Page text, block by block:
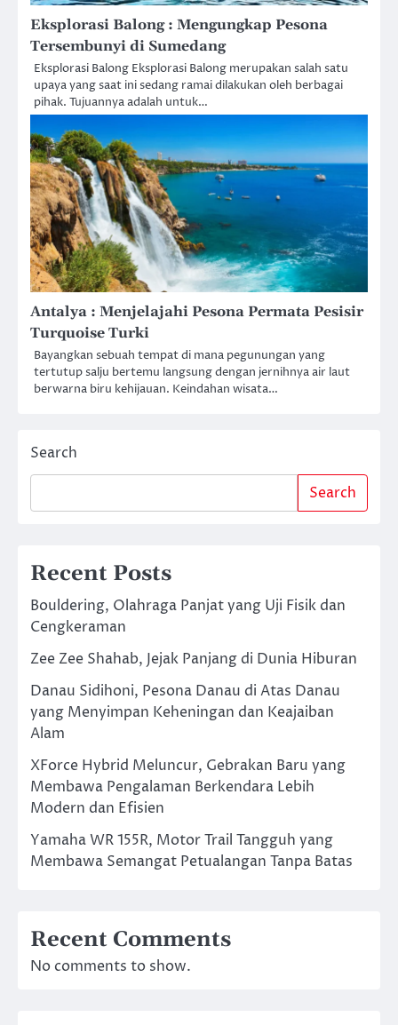
Eksplorasi Balong : Mengungkap Pesona
Tersembunyi di Sumedang
Eksplorasi Balong Eksplorasi Balong merupakan salah satu
upaya yang saat ini sedang ramai dilakukan oleh berbagai
pihak. Tujuannya adalah untuk…
Antalya : Menjelajahi Pesona Permata Pesisir
Turquoise Turki
Bayangkan sebuah tempat di mana pegunungan yang
tertutup salju bertemu langsung dengan jernihnya air laut
berwarna biru kehijauan. Keindahan wisata…
Search
Search
Recent Posts
Bouldering, Olahraga Panjat yang Uji Fisik dan
Cengkeraman
Zee Zee Shahab, Jejak Panjang di Dunia Hiburan
Danau Sidihoni, Pesona Danau di Atas Danau
yang Menyimpan Keheningan dan Keajaiban
Alam
XForce Hybrid Meluncur, Gebrakan Baru yang
Membawa Pengalaman Berkendara Lebih
Modern dan Efisien
Yamaha WR 155R, Motor Trail Tangguh yang
Membawa Semangat Petualangan Tanpa Batas
Recent Comments
No comments to show.